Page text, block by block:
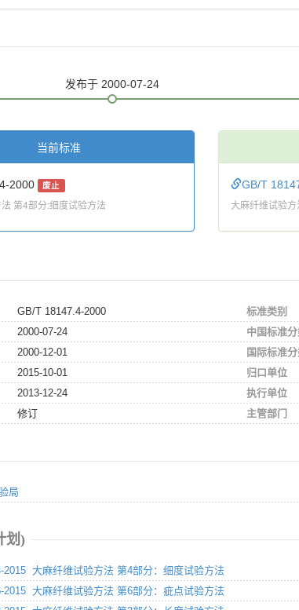
发布于 2000-07-24
当前标准
2000 废止
第4部分:细度试验方法
GB/T
大麻纤维试验
GB/T 18147.4-2000
2000-07-24
2000-12-01
2015-10-01
2013-12-24
修订
标准类别
中国标准
国际标准
归口单位
执行单位
主管部门
局
划)
2015 大麻纤维试验方法 第4部分：细度试验方法
2015 大麻纤维试验方法 第6部分：疵点试验方法